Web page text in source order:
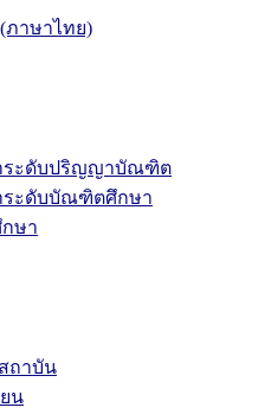
ภาษาไทย)
ระดับปริญญาบัณฑิต
ระดับบัณฑิตศึกษา
ษา
ถาบัน
น